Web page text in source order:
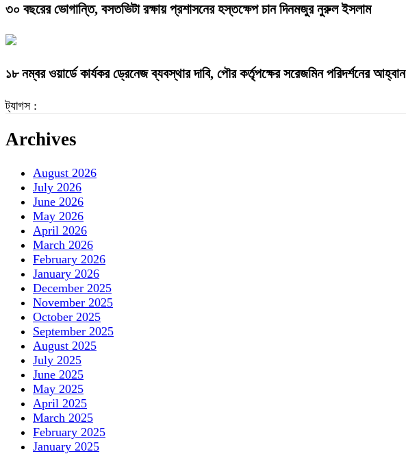
৩০ বছরের ভোগান্তি, বসতভিটা রক্ষায় প্রশাসনের হস্তক্ষেপ চান দিনমজুর নুরুল ইসলাম
১৮ নম্বর ওয়ার্ডে কার্যকর ড্রেনেজ ব্যবস্থার দাবি, পৌর কর্তৃপক্ষের সরেজমিন পরিদর্শনের আহ্বান
ট্যাগস :
Archives
August 2026
July 2026
June 2026
May 2026
April 2026
March 2026
February 2026
January 2026
December 2025
November 2025
October 2025
September 2025
August 2025
July 2025
June 2025
May 2025
April 2025
March 2025
February 2025
January 2025